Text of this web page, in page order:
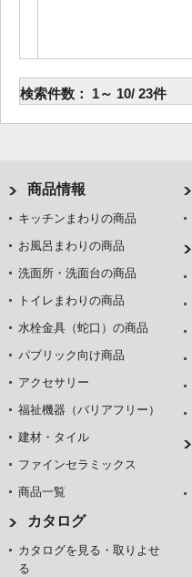
検索件数： 1～ 10/ 23件
商品情報
キッチンまわりの商品
お風呂まわりの商品
洗面所・洗面台の商品
トイレまわりの商品
水栓金具（蛇口）の商品
パブリック向け商品
アクセサリー
福祉機器（バリアフリー）
建材・タイル
ファインセラミックス
商品一覧
カタログ
カタログを見る・取りよせ
る